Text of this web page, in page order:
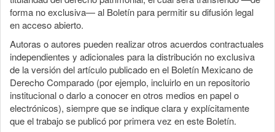
forma no exclusiva— al Boletín para permitir su difusión legal
en acceso abierto.
Autoras o autores pueden realizar otros acuerdos contractuales
independientes y adicionales para la distribución no exclusiva
de la versión del artículo publicado en el Boletín Mexicano de
Derecho Comparado (por ejemplo, incluirlo en un repositorio
institucional o darlo a conocer en otros medios en papel o
electrónicos), siempre que se indique clara y explícitamente
que el trabajo se publicó por primera vez en este Boletín.